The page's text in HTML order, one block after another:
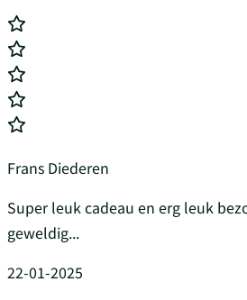
Frans Diederen
Super leuk cadeau en erg leuk
geweldig...
22-01-2025